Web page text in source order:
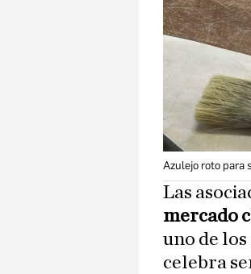
Azulejo roto para
Las
mercado
uno de
celebra